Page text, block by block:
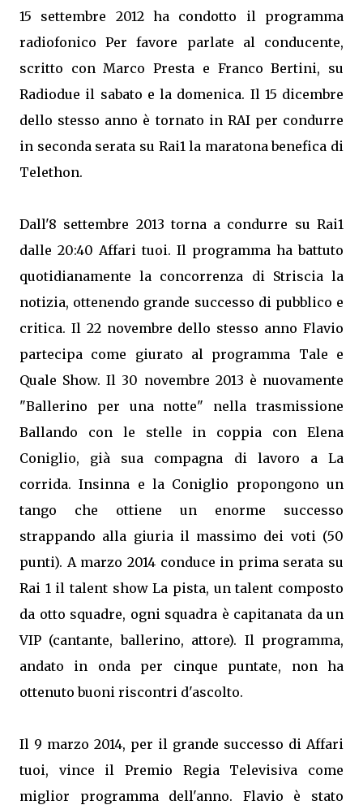
15 settembre 2012 ha condotto il programma
radiofonico Per favore parlate al conducente,
scritto con Marco Presta e Franco Bertini, su
Radiodue il sabato e la domenica. Il 15 dicembre
dello stesso anno è tornato in RAI per condurre
in seconda serata su Rai1 la maratona benefica di
Telethon.
Dall'8 settembre 2013 torna a condurre su Rai1
dalle 20:40 Affari tuoi. Il programma ha battuto
quotidianamente la concorrenza di Striscia la
notizia, ottenendo grande successo di pubblico e
critica. Il 22 novembre dello stesso anno Flavio
partecipa come giurato al programma Tale e
Quale Show. Il 30 novembre 2013 è nuovamente
"Ballerino per una notte" nella trasmissione
Ballando con le stelle in coppia con Elena
Coniglio, già sua compagna di lavoro a La
corrida. Insinna e la Coniglio propongono un
tango che ottiene un enorme successo
strappando alla giuria il massimo dei voti (50
punti). A marzo 2014 conduce in prima serata su
Rai 1 il talent show La pista, un talent composto
da otto squadre, ogni squadra è capitanata da un
VIP (cantante, ballerino, attore). Il programma,
andato in onda per cinque puntate, non ha
ottenuto buoni riscontri d'ascolto.
Il 9 marzo 2014, per il grande successo di Affari
tuoi, vince il Premio Regia Televisiva come
miglior programma dell'anno. Flavio è stato